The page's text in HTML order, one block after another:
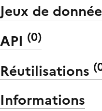
Jeux de
API (0)
Réutilisations (
Informations